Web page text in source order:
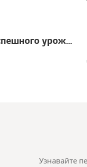
Картофель: советы для успешного урожая
Узнавайте